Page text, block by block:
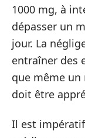
1000 mg, à
dépasser un
jour. La
entraîner des
que même
doit être
Il est